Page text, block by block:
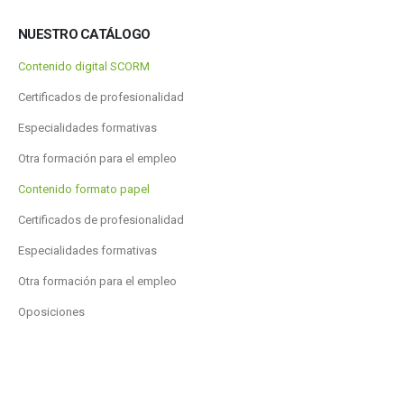
NUESTRO CATÁLOGO
Contenido digital SCORM
Certificados de profesionalidad
Especialidades formativas
Otra formación para el empleo
Contenido formato papel
Certificados de profesionalidad
Especialidades formativas
Otra formación para el empleo
Oposiciones